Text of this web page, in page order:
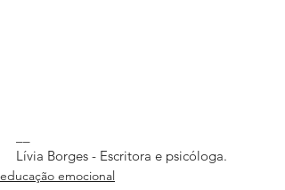
Lívia Borges - Escritora e psicóloga.
educação emocional